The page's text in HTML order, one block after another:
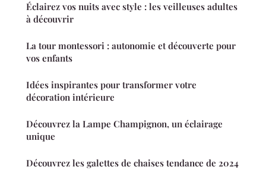
Éclairez vos nuits avec style : les veilleuses adultes
à découvrir
La tour montessori : autonomie et découverte pour
vos enfants
Idées inspirantes pour transformer votre
décoration intérieure
Découvrez la Lampe Champignon, un éclairage
unique
Découvrez les galettes de chaises tendance de 2024